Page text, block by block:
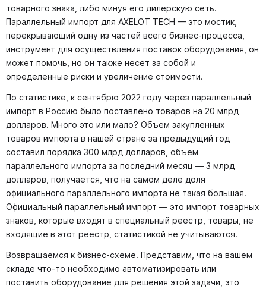
товарного знака, либо минуя его дилерскую сеть.
Параллельный импорт для AXELOT TECH — это мостик,
перекрывающий одну из частей всего бизнес-процесса,
инструмент для осуществления поставок оборудования, он
может помочь, но он также несет за собой и
определенные риски и увеличение стоимости.
По статистике, к сентябрю 2022 году через параллельный
импорт в Россию было поставлено товаров на 20 млрд
долларов. Много это или мало? Объем закупленных
товаров импорта в нашей стране за предыдущий год
составил порядка 300 млрд долларов, объем
параллельного импорта за последний месяц — 3 млрд
долларов, получается, что на самом деле доля
официального параллельного импорта не такая большая.
Официальный параллельный импорт — это импорт товарных
знаков, которые входят в специальный реестр, товары, не
входящие в этот реестр, статистикой не учитываются.
Возвращаемся к бизнес-схеме. Представим, что на вашем
складе что-то необходимо автоматизировать или
поставить оборудование для решения этой задачи, это